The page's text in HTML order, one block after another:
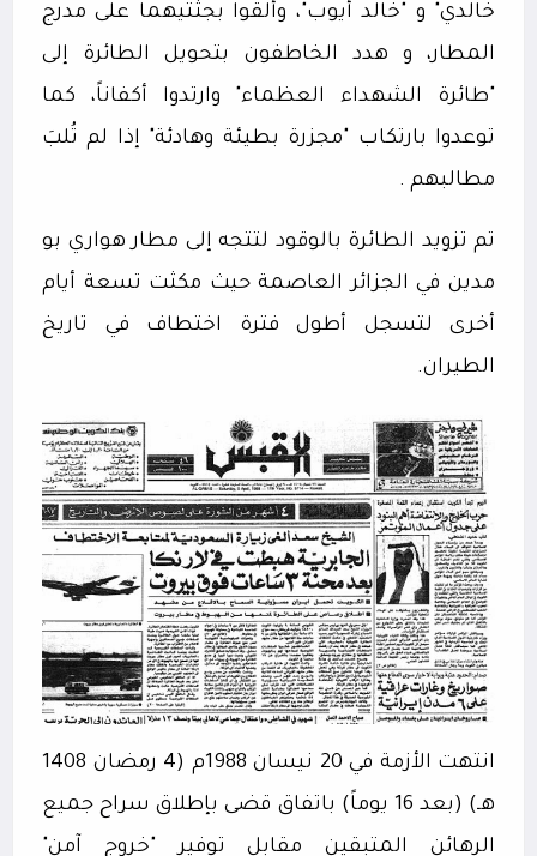
خالدي" و "خالد أيوب"، وألقوا بجثتيهما على مدرج
المطار، و هدد الخاطفون بتحويل الطائرة إلى
"طائرة الشهداء العظماء" وارتدوا أكفاناً، كما
توعدوا بارتكاب "مجزرة بطيئة وهادئة" إذا لم تُلبَ
مطالبهم .
تم تزويد الطائرة بالوقود لتتجه إلى مطار هواري بو
مدين في الجزائر العاصمة حيث مكثت تسعة أيام
أخرى لتسجل أطول فترة اختطاف في تاريخ
الطيران.
انتهت الأزمة في 20 نيسان 1988م (4 رمضان 1408
هـ) (بعد 16 يوماً) باتفاق قضى بإطلاق سراح جميع
الرهائن المتبقين مقابل توفير "خروج آمن"